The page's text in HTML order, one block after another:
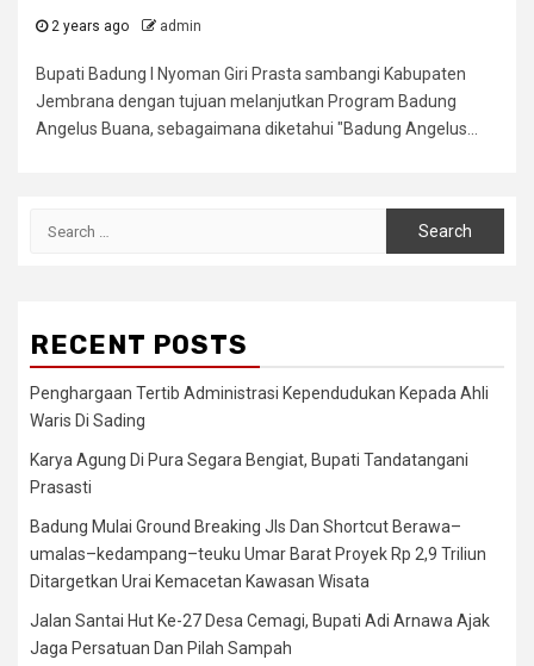
2 years ago admin
Bupati Badung I Nyoman Giri Prasta sambangi Kabupaten
Jembrana dengan tujuan melanjutkan Program Badung
Angelus Buana, sebagaimana diketahui "Badung Angelus...
RECENT POSTS
Penghargaan Tertib Administrasi Kependudukan Kepada Ahli
Waris Di Sading
Karya Agung Di Pura Segara Bengiat, Bupati Tandatangani
Prasasti
Badung Mulai Ground Breaking Jls Dan Shortcut Berawa–
umalas–kedampang–teuku Umar Barat Proyek Rp 2,9 Triliun
Ditargetkan Urai Kemacetan Kawasan Wisata
Jalan Santai Hut Ke-27 Desa Cemagi, Bupati Adi Arnawa Ajak
Jaga Persatuan Dan Pilah Sampah